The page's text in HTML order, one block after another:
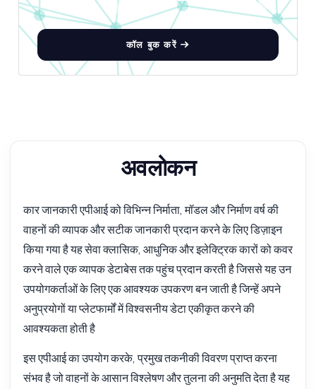
कॉल बुक करें
अवलोकन
कार जानकारी एपीआई को विभिन्न निर्माता, मॉडल और निर्माण वर्ष की
वाहनों की व्यापक और सटीक जानकारी प्रदान करने के लिए डिज़ाइन
किया गया है यह सेवा क्लासिक, आधुनिक और इलेक्ट्रिक कारों को कवर
करने वाले एक व्यापक डेटाबेस तक पहुंच प्रदान करती है जिससे यह उन
उपयोगकर्ताओं के लिए एक आवश्यक उपकरण बन जाती है जिन्हें अपने
अनुप्रयोगों या प्लेटफार्मों में विश्वसनीय डेटा एकीकृत करने की
आवश्यकता होती है
इस एपीआई का उपयोग करके, प्रमुख तकनीकी विवरण प्राप्त करना
संभव है जो वाहनों के आसान विश्लेषण और तुलना की अनुमति देता है यह